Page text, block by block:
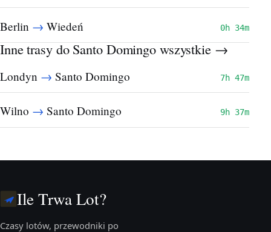
Berlin → Wiedeń 0h 34m
Inne trasy do Santo Domingowszystkie →
Londyn → Santo Domingo 7h 47m
Wilno → Santo Domingo 9h 37m
Ile Trwa Lot?
Czasy lotów, przewodniki po